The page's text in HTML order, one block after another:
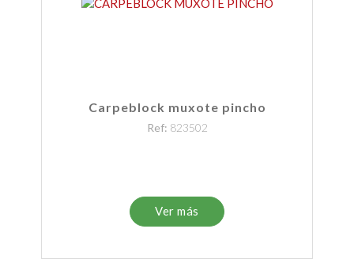
Carpeblock muxote pincho
Ref: 823502
Ver más